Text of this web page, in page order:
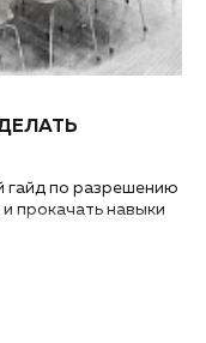
гайд по разрешению
прокачать навыки